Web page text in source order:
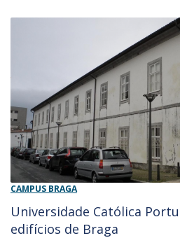
CAMPUS BRAGA
Universidade Católica
edifícios de Braga